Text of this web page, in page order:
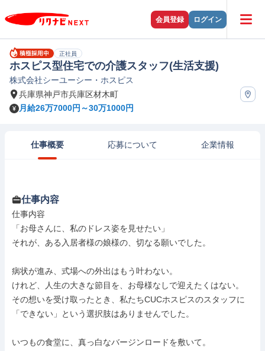
会員登録 ログイン
正社員
ホスピス型住宅での介護スタッフ(生活支援)
株式会社シーユーシー・ホスピス
兵庫県神戸市兵庫区材木町
月給26万7000円～30万1000円
仕事概要 応募について 企業情報
仕事内容
仕事内容
「お母さんに、私のドレス姿を見せたい」
それが、ある入居者様の娘様の、切なる願いでした。
病状が進み、式場への外出はもう叶わない。
けれど、人生の大きな節目を、お母様なしで迎えたくはない。
その想いを受け取ったとき、私たちCUCホスピスのスタッフに
「できない」という選択肢はありませんでした。
いつもの食堂に、真っ白なバージンロードを敷いて。